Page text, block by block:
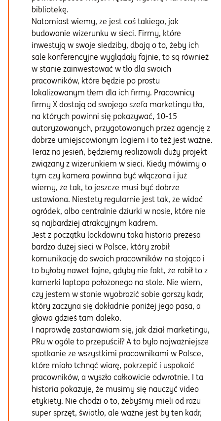
bibliotekę.
Natomiast wiemy, że jest coś takiego, jak
budowanie wizerunku w sieci. Firmy, które
inwestują w swoje siedziby, dbają o to, żeby ich
sale konferencyjne wyglądały fajnie, to są również
w stanie zainwestować w tło dla swoich
pracowników, które będzie po prostu
lokalizowanym tłem dla ich firmy. Pracownicy
firmy X dostają od swojego szefa marketingu tła,
na których powinni się pokazywać, 10-15
autoryzowanych, przygotowanych przez agencję z
dobrze umiejscowionym logiem i to też jest ważne.
Teraz na jesień, będziemy realizowali duży projekt
związany z wizerunkiem w sieci. Kiedy mówimy o
tym czy kamera powinna być włączona i już
wiemy, że tak, to jeszcze musi być dobrze
ustawiona. Niestety regularnie jest tak, że widać
ogródek, albo centralnie dziurki w nosie, które nie
są najbardziej atrakcyjnym kadrem.
Jest z początku lockdownu taka historia prezesa
bardzo dużej sieci w Polsce, który zrobił
komunikację do swoich pracowników na stojąco i
to byłoby nawet fajne, gdyby nie fakt, że robił to z
kamerki laptopa położonego na stole. Nie wiem,
czy jestem w stanie wyobrazić sobie gorszy kadr,
który zaczyna się dokładnie poniżej jego pasa, a
głowa gdzieś tam daleko.
I naprawdę zastanawiam się, jak dział marketingu,
PRu w ogóle to przepuścił? A to było najważniejsze
spotkanie ze wszystkimi pracownikami w Polsce,
które miało tchnąć wiarę, pokrzepić i uspokoić
pracowników, a wyszło całkowicie odwrotnie. I ta
historia pokazuje, że musimy się nauczyć video
etykiety. Nie chodzi o to, żebyśmy mieli od razu
super sprzęt, światło, ale ważne jest by ten kadr,